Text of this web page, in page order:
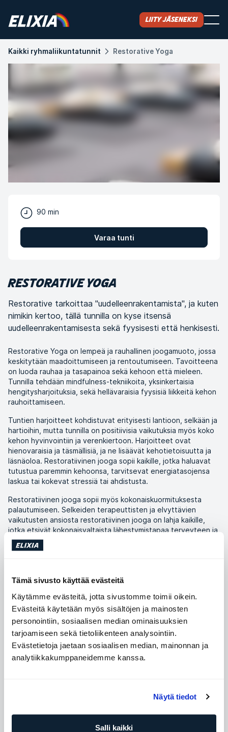
Tämä sivusto käyttää evästeitä
Käytämme evästeitä, jotta sivustomme toimii oikein.
Evästeitä käytetään myös sisältöjen ja mainosten
personointiin, sosiaalisen median ominaisuuksien
tarjoamiseen sekä tietoliikenteen analysointiin.
Evästetietoja jaetaan sosiaalisen median, mainonnan ja
analytiikkakumppaneidemme kanssa.
Näytä tiedot
Salli kaikki
Liity jäseneksi
Kaikki ryhmaliikuntatunnit Restorative Yoga
90 min
Varaa tunti
RESTORATIVE YOGA
Restorative tarkoittaa "uudelleenrakentamista", ja kuten
nimikin kertoo, tällä tunnilla on kyse itsensä
uudelleenrakentamisesta sekä fyysisesti että henkisesti.
Restorative Yoga on lempeä ja rauhallinen joogamuoto, jossa
keskitytään maadoittumiseen ja rentoutumiseen. Tavoitteena
on luoda rauhaa ja tasapainoa sekä kehoon että mieleen.
Tunnilla tehdään mindfulness-tekniikoita, yksinkertaisia
hengitysharjoituksia, sekä hellävaraisia fyysisiä liikkeitä kehon
rauhoittamiseen.
Tuntien harjoitteet kohdistuvat erityisesti lantioon, selkään ja
hartioihin, mutta tunnilla on positiivisia vaikutuksia myös koko
kehon hyvinvointiin ja verenkiertoon. Harjoitteet ovat
hienovaraisia ja täsmällisiä, ja ne lisäävät kehotietoisuutta ja
läsnäoloa. Restoratiivinen jooga sopii kaikille, jotka haluavat
tutustua paremmin kehoonsa, tarvitsevat energiatasojensa
laskua tai kokevat stressiä tai ahdistusta.
Restoratiivinen jooga sopii myös kokonaiskuormituksesta
palautumiseen. Selkeiden terapeuttisten ja elvyttävien
vaikutusten ansiosta restoratiivinen jooga on lahja kaikille,
jotka etsivät kokonaisvaltaista lähestymistapaa terveyteen ja
hyvinvointiin.
Kestävyys
Voima